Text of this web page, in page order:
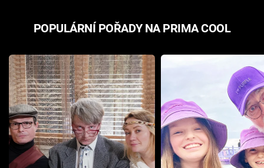
POPULÁRNÍ POŘADY NA PRIMA COOL